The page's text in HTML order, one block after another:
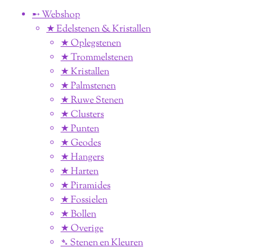
➸ Webshop
★ Edelstenen & Kristallen
★ Oplegstenen
★ Trommelstenen
★ Kristallen
★ Palmstenen
★ Ruwe Stenen
★ Clusters
★ Punten
★ Geodes
★ Hangers
★ Harten
★ Piramides
★ Fossielen
★ Bollen
★ Overige
➴ Stenen en Kleuren